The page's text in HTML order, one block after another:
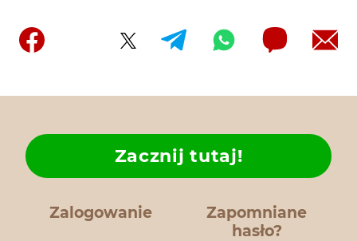
Zalogowanie
Zapomniane
hasło?
Zacznij tutaj!